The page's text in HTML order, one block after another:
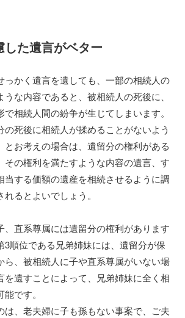
た遺言がベター
かく遺言を遺しても、一部の相続人の
な内容であると、被相続人の死後に、
相続人間の紛争が生じてしまいます。
死後に相続人が揉めることがないよう
とお考えの場合は、遺留分の権利がある
その権利を満たすような内容の遺言、す
当する価額の遺産を相続させるように調
るとよいでしょう。
直系尊属には遺留分の権利があります
3順位である兄弟姉妹には、遺留分が保
ら、被相続人に子や直系尊属がいない場
を遺すことによって、兄弟姉妹に全く相
です。
、老夫婦に子も孫もない事案で、ご夫